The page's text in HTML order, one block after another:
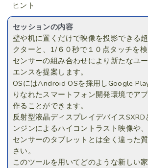
ヒント
セッションの内容
壁や机に置くだけで映像を投影できる
クターと、1/６０秒で１０点タッチを
センサーの組み合わせにより新たなユ
エンスを提案します。
OSにはAndroid OSを採用しGoogle
りなれたスマートフォン開発環境でア
作ることができます。
反射型液晶ディスプレイデバイス
ンジンによるハイコントラスト映像や
センサーのタブレットとは全く違った
さい。
このツールを用いてどのような新しい家